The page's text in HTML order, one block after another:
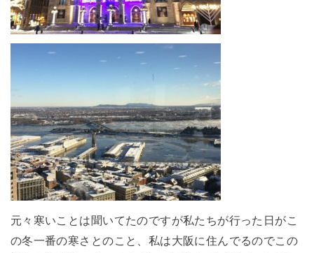
元々寒いことは聞いてたのですが私たちが行った日がこ
の冬一番の寒さとのこと、私は大阪に住んでるのでこの